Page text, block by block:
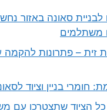
סאונה באזור
משתלמים
זית – פתרונות להקמה
חומרי בניין וציוד
הציוד שתצטרכו עם